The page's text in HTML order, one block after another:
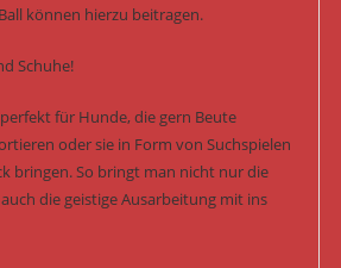
können hierzu beitragen.
Schuhe!
für Hunde, die gern Beute
oder sie in Form von Suchspielen
bringen. So bringt man nicht nur die
die geistige Ausarbeitung mit ins